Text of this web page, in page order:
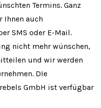
Termins. Ganz
Ihnen auch
SMS oder E-Mail.
nicht mehr wünschen,
und wir werden
DIe
GmbH ist verfügbar